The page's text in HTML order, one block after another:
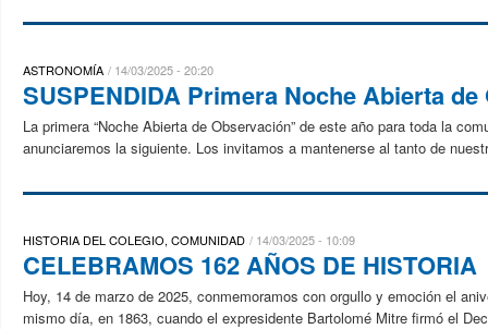
ASTRONOMÍA 14/03/2025 - 20:20
SUSPENDIDA Primera Noche Abierta
La primera “Noche Abierta de Observación” de este año para toda la
anunciaremos la siguiente. Los invitamos a mantenerse al tanto de
HISTORIA DEL COLEGIO, COMUNIDAD 14/03/2025 - 10:09
CELEBRAMOS 162 AÑOS DE HISTORIA
Hoy, 14 de marzo de 2025, conmemoramos con orgullo y emoción el
mismo día, en 1863, cuando el expresidente Bartolomé Mitre firmó el